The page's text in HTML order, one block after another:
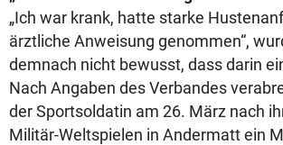
„Ich war krank, hatte starke
ärztliche Anweisung genommen“,
demnach nicht bewusst, dass darin
Nach Angaben des Verbandes
der Sportsoldatin am 26. März nach
Militär-Weltspielen in Andermatt ein